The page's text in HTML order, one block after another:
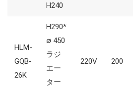
H240
HLM-
GQB-
26K
H290*
∅ 450
ラジ
エー
ター
220V 200